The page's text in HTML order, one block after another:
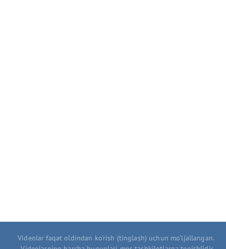
Videolar faqat oldindan ko'rish (tinglash) uchun mo'ljallangan.